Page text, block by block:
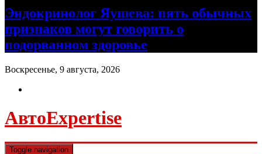
Эндокринолог Яушева: пять обычных
признаков могут говорить о
подорванном здоровье
Воскресенье, 9 августа, 2026
АвтоExpertise
Toggle navigation